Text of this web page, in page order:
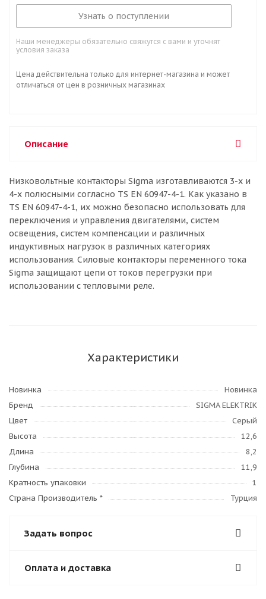
Узнать о поступлении
Наши менеджеры обязательно свяжутся с вами и уточнят
условия заказа
Цена действительна только для интернет-магазина и может
отличаться от цен в розничных магазинах
Описание
Низковольтные контакторы Sigma изготавливаются 3-х и
4-х полюсными согласно TS EN 60947-4-1. Как указано в
TS EN 60947-4-1, их можно безопасно использовать для
переключения и управления двигателями, систем
освещения, систем компенсации и различных
индуктивных нагрузок в различных категориях
использования. Силовые контакторы переменного тока
Sigma защищают цепи от токов перегрузки при
использовании с тепловыми реле.
Характеристики
Новинка
Новинка
Бренд
SIGMA ELEKTRIK
Цвет
Серый
Высота
12,6
Длина
8,2
Глубина
11,9
Кратность упаковки
1
Страна Производитель *
Турция
Задать вопрос
Оплата и доставка